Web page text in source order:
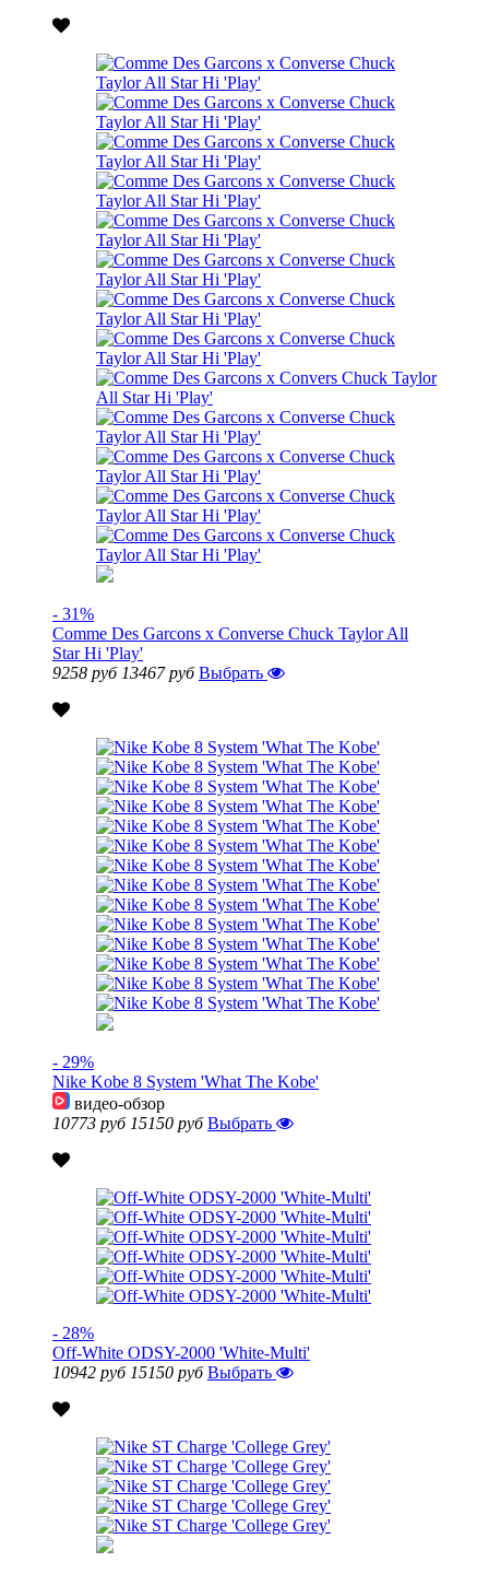
- 31%
Comme Des Garcons x Converse Chuck Taylor All
Star Hi 'Play'
9258 руб 13467 руб Выбрать
- 29%
Nike Kobe 8 System 'What The Kobe'
видео-обзор
10773 руб 15150 руб Выбрать
- 28%
Off-White ODSY-2000 'White-Multi'
10942 руб 15150 руб Выбрать